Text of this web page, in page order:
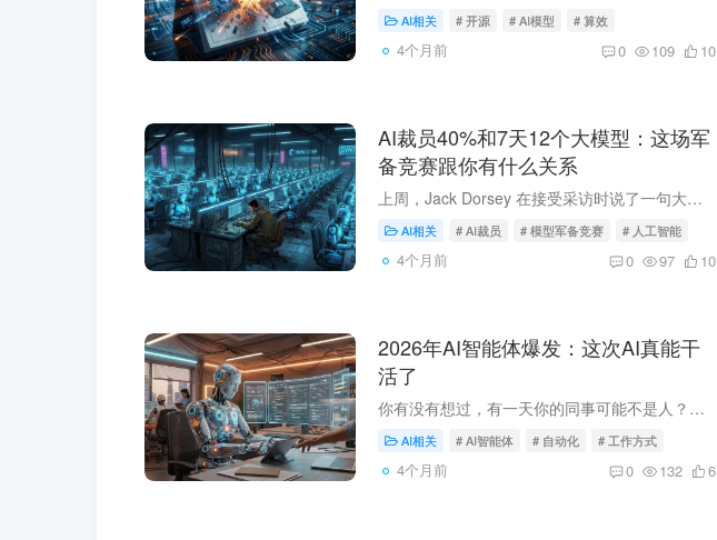
AI相关 # 开源 # AI模型 # 算效
4个月前 0 109 10
AI裁员40%和7天12个大模型：这场军
备竞赛跟你有什么关系
上周，Jack Dorsey 在接受采访时说了一句大实话：Block 现在用 AI 工具，团队规模可以从 12000 人缩减到 5000 人以下。话音刚落，公司宣布裁员 40%，股价当天涨了 5%。 整个科技圈的反应？欢呼...
AI相关 # AI裁员 # 模型军备竞赛 # 人工智能
4个月前 0 97 10
2026年AI智能体爆发：这次AI真能干
活了
你有没有想过，有一天你的同事可能不是人？别慌，不是那种取代人类的剧情，而是2026年的AI已经学会自己干活了。它不再只是那个帮你写邮件的聊天对象，而是能自己打开Excel、分析数据、生成报告...
AI相关 # AI智能体 # 自动化 # 工作方式
4个月前 0 132 6